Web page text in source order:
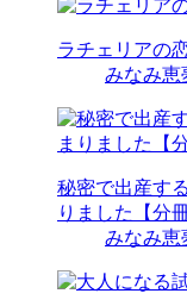
ラチェリアの
みなみ恵
秘密で出産す
りました【分
みなみ恵